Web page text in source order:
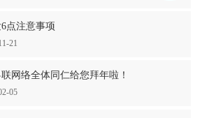
点注意事项
21
网络全体同仁给您拜年啦！
05